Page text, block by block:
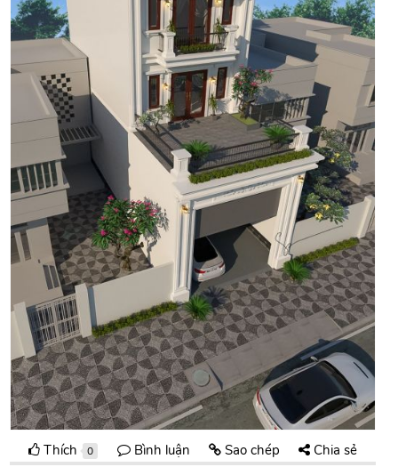
Thích 0 Bình luận Sao chép Chia sẻ